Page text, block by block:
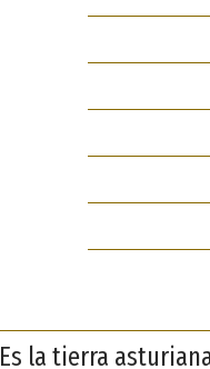
Es la tierra